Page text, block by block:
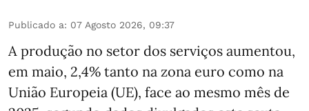
Publicado a: 07 Agosto 2026, 09:37
A produção no setor dos serviços aumentou,
em maio, 2,4% tanto na zona euro como na
União Europeia (UE), face ao mesmo mês de